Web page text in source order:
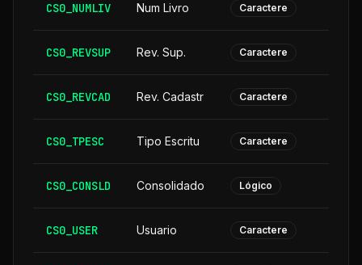
CS0_NUMLIV Num Livro Caractere
CS0_REVSUP Rev. Sup. Caractere
CS0_REVCAD Rev. Cadastr Caractere
CS0_TPESC Tipo Escritu Caractere
CS0_CONSLD Consolidado Lógico
CS0_USER Usuario Caractere